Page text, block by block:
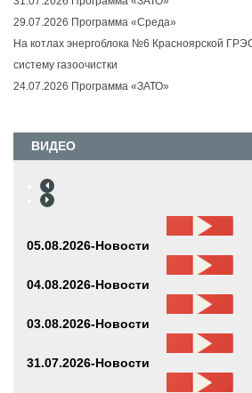
29.07.2026 Программа «Среда»
На котлах энергоблока №6 Красноярской
систему газоочистки
24.07.2026 Программа «ЗАТО»
ВИДЕО
05.08.2026-Новости
04.08.2026-Новости
03.08.2026-Новости
31.07.2026-Новости